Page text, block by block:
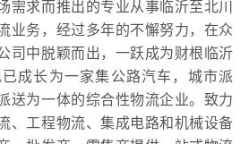
需求而推出的专业从事临沂至北川
业务，经过多年的不懈努力，在众
司中脱颖而出，一跃成为财根临沂
成长为一家集公路汽车，城市派
送为一体的综合性物流企业。致力
、工程物流、集成电路和机械设备